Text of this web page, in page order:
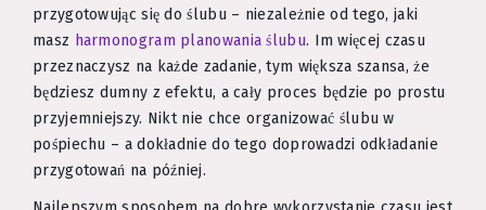
przygotowując się do ślubu – niezależnie od tego, jaki
masz harmonogram planowania ślubu. Im więcej czasu
przeznaczysz na każde zadanie, tym większa szansa, że
będziesz dumny z efektu, a cały proces będzie po prostu
przyjemniejszy. Nikt nie chce organizować ślubu w
pośpiechu – a dokładnie do tego doprowadzi odkładanie
przygotowań na później.